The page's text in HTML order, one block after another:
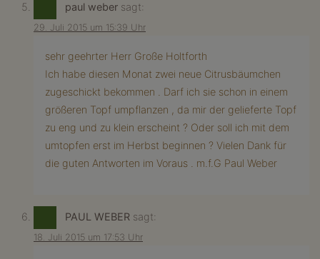
paul weber sagt:
29. Juli 2015 um 15:39 Uhr
sehr geehrter Herr Große Holtforth
Ich habe diesen Monat zwei neue Citrusbäumchen
zugeschickt bekommen . Darf ich sie schon in einem
größeren Topf umpflanzen , da mir der gelieferte Topf
zu eng und zu klein erscheint ? Oder soll ich mit dem
umtopfen erst im Herbst beginnen ? Vielen Dank für
die guten Antworten im Voraus . m.f.G Paul Weber
PAUL WEBER sagt:
18. Juli 2015 um 17:53 Uhr